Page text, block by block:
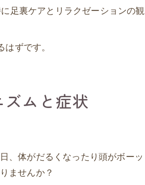
足裏ケアとリラクゼーションの観
ずです。
ムと症状
、体がだるくなったり頭がボーッ
ませんか？